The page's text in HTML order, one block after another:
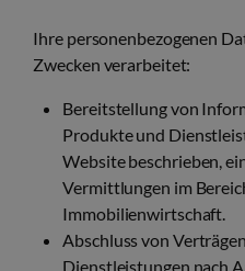
Ihre personenbezogenen
Zwecken verarbeitet:
Bereitstellung von
Produkte und
Website beschrieben,
Vermittlungen im
Immobilienwirtschaft.
Abschluss von
Dienstleistungen nach